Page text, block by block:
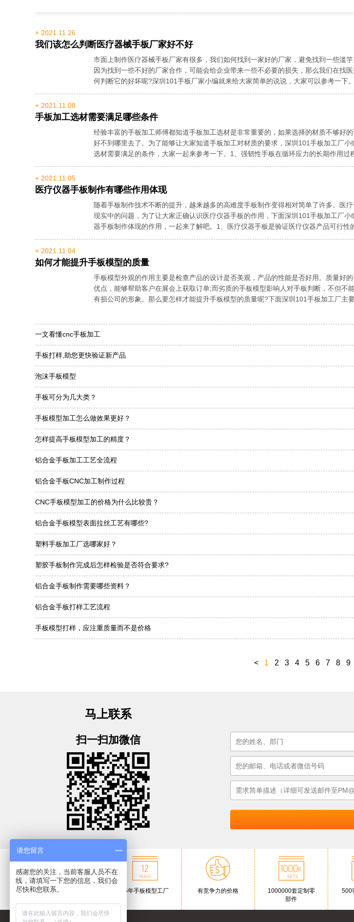
+ 2021.11.26
我们该怎么判断医疗器械手板厂家好不好
市面上制作医疗器械手板厂家有很多，我们如何找到一家好的厂家，避免找到一些滥竽
因为找到一些不好的厂家合作，可能会给企业带来一些不必要的损失，那么我们在找
何判断它的好坏呢?深圳101手板厂家小编就来给大家简单的说说，大家可以参考一下
+ 2021.11.08
手板加工选材需要满足哪些条件
经验丰富的手板加工师傅都知道手板加工选材是非常重要的，如果选择的材质不够好
好不到哪里去了。为了能够让大家知道手板加工对材质的要求，深圳101手板加工厂小
选材需要满足的条件，大家一起来参考一下。1、强韧性手板在循环应力的长期作用过
+ 2021.11.05
医疗仪器手板制作有哪些作用体现
随着手板制作技术不断的提升，越来越多的高难度手板制作变得相对简单了许多。医
现实中的问题，为了让大家正确认识医疗仪器手板的作用，下面深圳101手板加工厂小
器手板制作体现的作用，一起来了解吧。1、医疗仪器手板是验证医疗仪器产品可行性
+ 2021.11.04
如何才能提升手板模型的质量
手板模型外观的作用主要是检查产品的设计是否美观，产品的性能是否好用。质量好
优点，能够帮助客户在展会上获取订单;而劣质的手板模型影响人对手板判断，不但不
有损公司的形象。那么要怎样才能提升手板模型的质量呢?下面深圳101手板加工厂主
一文看懂cnc手板加工
手板打样,助您更快验证新产品
泡沫手板模型
手板可分为几大类？
手板模型加工怎么做效果更好？
怎样提高手板模型加工的精度？
铝合金手板加工工艺全流程
铝合金手板CNC加工制作过程
CNC手板模型加工的价格为什么比较贵？
铝合金手板模型表面拉丝工艺有哪些?
塑料手板加工厂选哪家好？
塑胶手板制作完成后怎样检验是否符合要求?
铝合金手板制作需要哪些资料？
铝合金手板打样工艺流程
手板模型打样，应注重质量而不是价格
< 1 2 3 4 5 6 7 8 9
马上联系
扫一扫加微信
ISO9001:2008认
15年手板模型工厂 有竞争力的价格
1000000套定制零
部件
500
请您留言
感谢您的关注，当前客服人员不在
线，请填写一下您的信息，我们会
尽快和您联系。